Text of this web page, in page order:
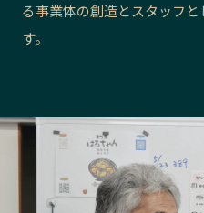
岡山エリア
山口エリア
香川エリア
る事業体の創造とスタッフ
す。